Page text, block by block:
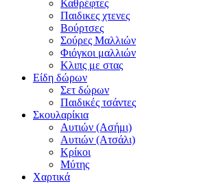
Καθρέφτες
Παιδικες χτενες
Βούρτσες
Σούρες Μαλλιών
Φιόγκοι μαλλιών
Κλιπς με στας
Είδη δώρων
Σετ δώρων
Παιδικές τσάντες
Σκουλαρίκια
Αυτιών (Ασήμι)
Αυτιών (Ατσάλι)
Κρίκοι
Μύτης
Χαρτικά